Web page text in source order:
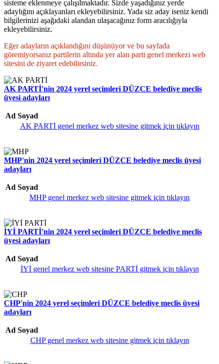
sisteme eklenmeye çalışılmaktadır. Sizde yaşadığınız yerde
adaylığını açıklayanları ekleyebilirsiniz. Yada siz aday iseniz kendi
bilgilerinizi aşağıdaki alandan ulaşacağınız form aracılığıyla
ekleyebilirsiniz.
Eğer adayların açıklandığını düşünüyor ve bu sayfada
göremiyorsanız partilerin altında yer alan parti genel merkezi web
sitesini de ziyaret edebilirsiniz.
AK PARTİ'nin 2024 yerel seçimleri DÜZCE belediye meclis
üyesi adayları
Ad Soyad
AK PARTİ genel merkez web sitesine gitmek için tıklayın
MHP'nin 2024 yerel seçimleri DÜZCE belediye meclis üyesi
adayları
Ad Soyad
MHP genel merkez web sitesine gitmek için tıklayın
İYİ PARTİ'nin 2024 yerel seçimleri DÜZCE belediye meclis
üyesi adayları
Ad Soyad
İYİ genel merkez web sitesine PARTİ gitmek için tıklayın
CHP'nin 2024 yerel seçimleri DÜZCE belediye meclis üyesi
adayları
Ad Soyad
CHP genel merkez web sitesine gitmek için tıklayın